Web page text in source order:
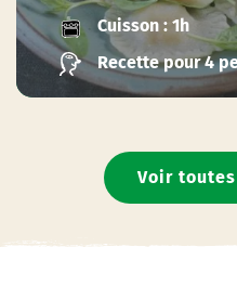
Cuisson : 1h
Recette pour 4
Voir